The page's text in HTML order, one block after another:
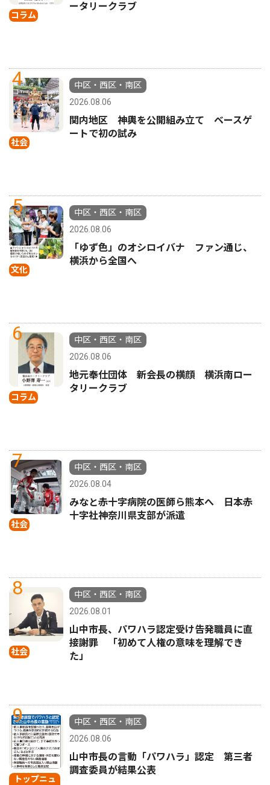
コラム
ータリークラブ
4
社会
中区・西区・南区
2026.08.06
関内地区 神輿を公開組み立て ベースゲ
ートで初の試み
5
文化
中区・西区・南区
2026.08.06
「ゆず色」のオシロイバナ ファン通じ、
横浜から全国へ
6
コラム
中区・西区・南区
2026.08.06
地元奉仕団体 新会長の横顔 横浜南ロー
タリークラブ
7
社会
中区・西区・南区
2026.08.04
みなと赤十字病院の医師ら熊本へ 日本赤
十字社神奈川県支部が派遣
8
社会
中区・西区・南区
2026.08.01
山中市長、パワハラ認定受け告発職員に直
接謝罪 「初めて人権の意味を理解でき
た」
9
トップニュ
中区・西区・南区
2026.08.06
山中市長の言動「パワハラ」認定 第三者
調査委員が結果公表